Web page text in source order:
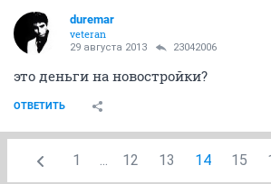
duremar
veteran
29 августа 2013 23042006
это деньги на новостройки?
ОТВЕТИТЬ
1 ... 12 13 14 15